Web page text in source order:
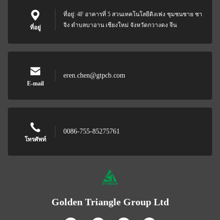
ที่อยู่
ที่อยู่: 4F อาคารที่ 5 สวนเทคโนโลยีดิงเฟง ชุมชนชาย ชา
จิง ตําบลบาอาน เชียงใหม่ จังหวัดกวางดง จีน
E-mail
eren.chen@gtpcb.com
โทรศัพท์
0086-755-85275761
Golden Triangle Group Ltd